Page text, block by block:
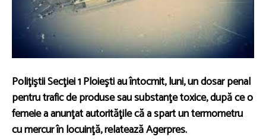
Poliţiştii Secţiei 1 Ploieşti au întocmit, luni, un dosar penal
pentru trafic de produse sau substanţe toxice, după ce o
femeie a anunţat autorităţile că a spart un termometru
cu mercur în locuinţă, relatează Agerpres.